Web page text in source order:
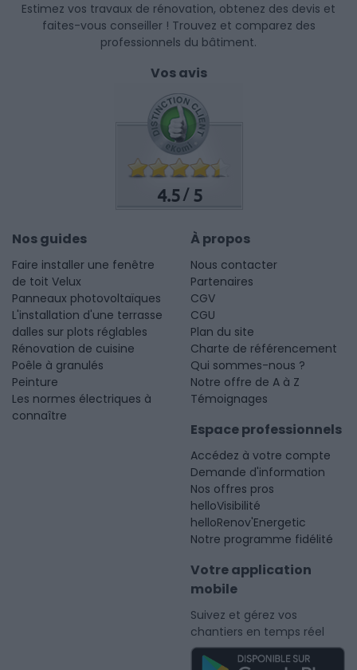
Estimez vos travaux de rénovation, obtenez des devis et
faites-vous conseiller ! Trouvez et comparez des
professionnels du bâtiment.
Vos avis
4.5 /5
Nos guides
Faire installer une fenêtre
de toit Velux
Panneaux photovoltaïques
L'installation d'une terrasse
dalles sur plots réglables
Rénovation de cuisine
Poêle à granulés
Peinture
Les normes électriques à
connaître
À propos
Nous contacter
Partenaires
CGV
CGU
Plan du site
Charte de référencement
Qui sommes-nous ?
Notre offre de A à Z
Témoignages
Espace professionnels
Accédez à votre compte
Demande d'information
Nos offres pros
helloVisibilité
helloRenov'Energetic
Notre programme fidélité
Votre application
mobile
Suivez et gérez vos
chantiers en temps réel